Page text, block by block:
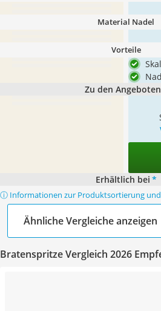
Material Nadel
Vorteile
Zu den Angeboten
Erhältlich bei *
ⓘ Informationen zur Produktsortierung
Ähnliche Vergleiche anzeigen
Bratenspritze Vergleich 2026